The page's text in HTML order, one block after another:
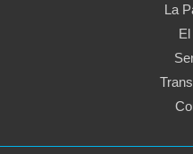
La